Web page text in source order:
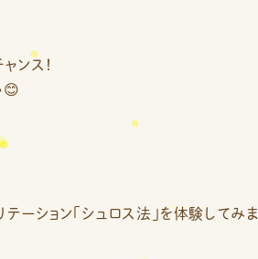
ンス！
😊
ーション「シュロス法」を体験してみま